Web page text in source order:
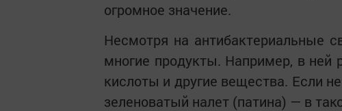
огромное значение.
Несмотря на антибактериальные
многие продукты. Например, в
кислоты и другие вещества. Если
зеленоватый налет (патина) — в